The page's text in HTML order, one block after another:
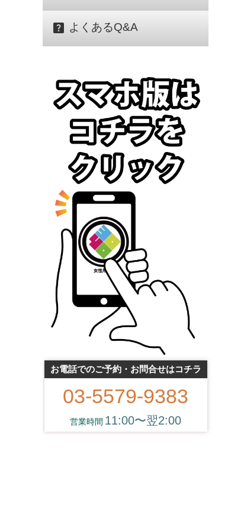
help_center よくあるQ&A
お電話でのご予約・お問合せはコチラ
03-5579-9383
11:00〜翌2:00